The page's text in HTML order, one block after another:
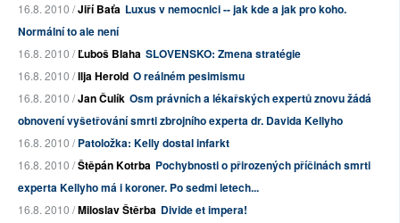
16.8. 2010 /Jiří Baťa Luxus v nemocnici -- jak kde a jak pro koho.
Normální to ale není
16.8. 2010 /Ľuboš Blaha SLOVENSKO: Zmena stratégie
16.8. 2010 /Ilja Herold O reálném pesimismu
16.8. 2010 /Jan Čulík Osm právních a lékařských expertů znovu žádá
obnovení vyšetřování smrti zbrojního experta dr. Davida Kellyho
16.8. 2010 /Patoložka: Kelly dostal infarkt
16.8. 2010 /Štěpán Kotrba Pochybnosti o přirozených příčinách smrti
experta Kellyho má i koroner. Po sedmi letech...
16.8. 2010 /Miloslav Štěrba Divide et impera!